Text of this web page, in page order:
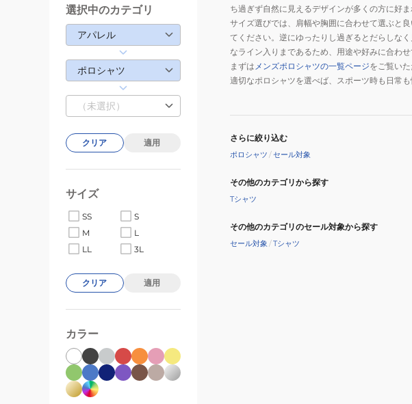
フ
ィ
ッ
ト
テ
ロ
シ
ツ
DH0858-
010
ち過ぎず自然に見えるデザインが多くの方に好ま
サイズ選びでは、肩幅や胸囲に合わせて選ぶと
てください。逆にゆったりし過ぎるとだらしな
なライン入りまであるため、用途や好みに合わせ
まずは メンズポロシャツの一覧ページをご覧い
適切なポロシャツを選べば、スポーツ時も日常
さらに絞り込む
ポロシャツ /セール対象
その他のカテゴリから探す
Tシャツ
その他のカテゴリのセール対象から探す
セール対象 /Tシャツ
選択中のカテゴリ
アパレル
ポロシャツ
（未選択）
クリア 適用
サイズ
SS
S
M
L
LL
3L
クリア 適用
カラー